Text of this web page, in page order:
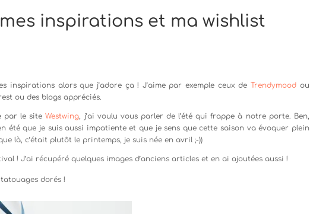
mes inspirations et ma wishlist
inspirations alors que j’adore ça ! J’aime par exemple ceux deTrendymood ou
ou des blogs appréciés.
par le siteWestwing, j’ai voulu vous parler de l’été qui frappe à notre porte. Ben,
été que je suis aussi impatiente et que je sens que cette saison va évoquer plein
là, c’était plutôt le printemps, je suis née en avril ;-))
! J’ai récupéré quelques images d’anciens articles et en ai ajoutées aussi !
dorés !